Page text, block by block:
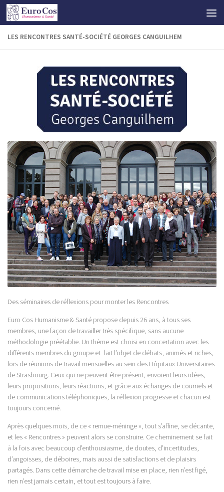
LES RENCONTRES SANTÉ-SOCIÉTÉ GEORGES CANGUILHEM
Des séminaires de réflexions pour monter les Rencontres
Euro Cos Humanisme & Santé propose depuis 26 ans, à tous ses
membres, une façon de travailler très spécifique, sans aucune
méthodologie préétablie. Un thème est choisi en concertation avec les
différents membres du groupe et fait l’objet de débats, animés et riches,
lors de réunions de travail mensuelles au sein des Hôpitaux Universitaires
de Strasbourg. Ceux qui ne peuvent être présent, envoient leurs idées,
leurs propositions, leurs réactions, et grâce aux échanges de courriels et
de communications téléphoniques, la réflexion progresse et chacun est
toujours concerné.
Après quelques mois, de ce « remue-méninge », tout s’affine, se décante,
et les « Rencontres » peuvent alors se construire. Ce cheminement se fait
à la fois avec beaucoup d’enthousiasme, de doutes, d’incertitudes,
d’angoisses, de déboires, mais aussi de satisfactions et de plaisirs
partagés. Dans cette démarche de travail mise en place, rien n’est figé,
rien n’est jamais certain, et tout est toujours à faire.